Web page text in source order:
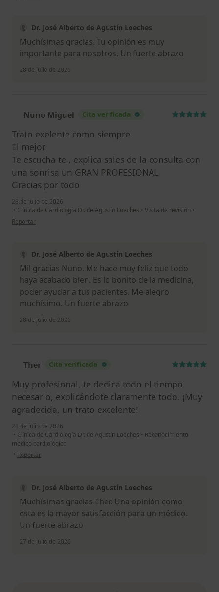
Dr. José Alberto de Agustín Loeches
Muchísimas gracias. Tu opinión es muy
importante para nosotros. Un fuerte abrazo
28 de julio de 2026
Nuno Miguel Cita verificada
Trato exelente como siempre
El mejor
Te escucha te , explica sales de la consulta con
una sonrisa un GRAN PROFESIONAL
Gracias por todo
28 de julio de 2026
• Clínica de Cardiología Dr. de Agustín Loeches • Visita de revisión •
en opinión del usuario Nuno Miguel
Reportar
Dr. José Alberto de Agustín Loeches
Mil gracias Nuno. Me hace muy feliz que todo
haya acabado bien. Es lo bonito de la medicina,
poder ayudar a tus pacientes. Me alegro
muchísimo. Un fuerte abrazo
28 de julio de 2026
Ther Cita verificada
Muy profesional, te dedica todo el tiempo
necesario, explicándote claramente todo. ¡Muy
agradecida, un trato excelente!
23 de julio de 2026
• Clínica de Cardiología Dr. de Agustín Loeches • Reconocimiento
médico cardiológico
• en opinión del usuario Ther
Reportar
Dr. José Alberto de Agustín Loeches
Muchísimas gracias Ther. Una opinión como
esta es la mayor satisfacción para un médico.
Un fuerte abrazo
27 de julio de 2026